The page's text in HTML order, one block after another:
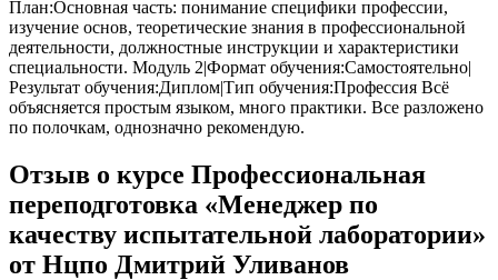
План:Основная часть: понимание специфики профессии,
изучение основ, теоретические знания в профессиональной
деятельности, должностные инструкции и характеристики
специальности. Модуль 2|Формат обучения:Самостоятельно|
Результат обучения:Диплом|Тип обучения:Профессия Всё
объясняется простым языком, много практики. Все разложено
по полочкам, однозначно рекомендую.
Отзыв о курсе Профессиональная
переподготовка «Менеджер по
качеству испытательной лаборатории»
от Нцпо Дмитрий Уливанов